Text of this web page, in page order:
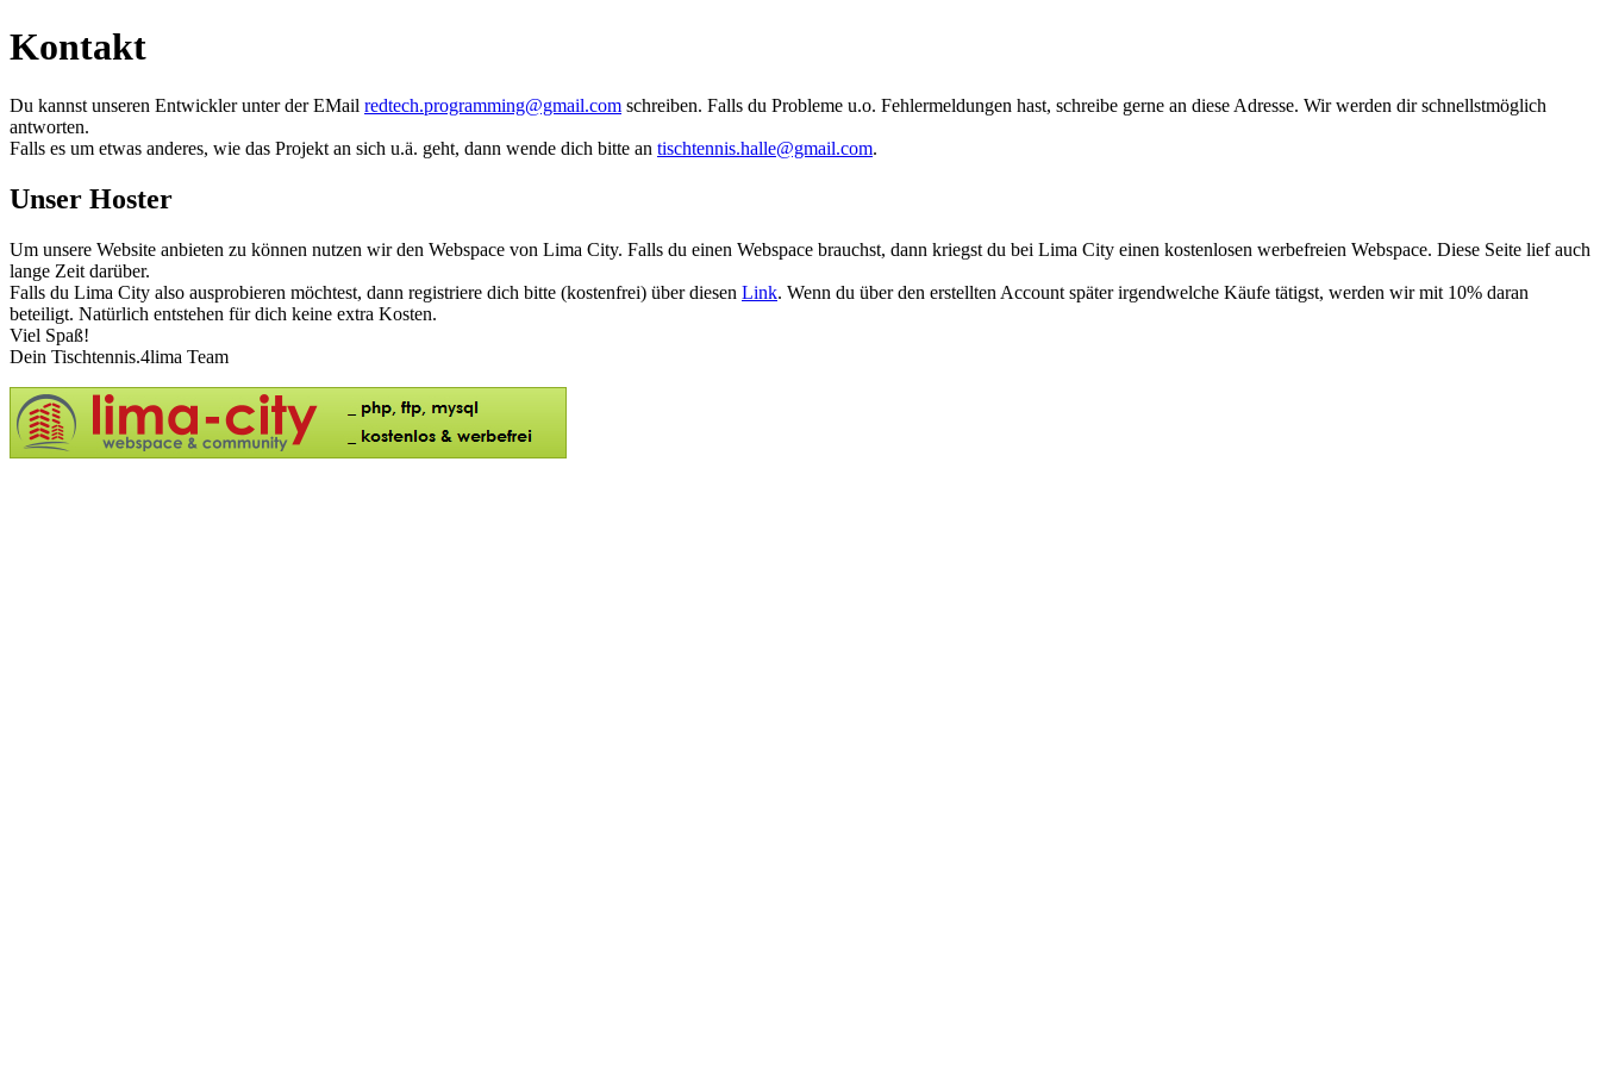
Kontakt
Du kannst unseren Entwickler unter der EMail redtech.programming@gmail.com schreiben. Falls du Probleme u.o. Fehlermeldungen hast, schreibe gerne an diese Adresse. Wir werden dir schnellstmöglich
antworten.
Falls es um etwas anderes, wie das Projekt an sich u.ä. geht, dann wende dich bitte an tischtennis.halle@gmail.com.
Unser Hoster
Um unsere Website anbieten zu können nutzen wir den Webspace von Lima City. Falls du einen Webspace brauchst, dann kriegst du bei Lima City einen kostenlosen werbefreien Webspace. Diese Seite lief auch
lange Zeit darüber.
Falls du Lima City also ausprobieren möchtest, dann registriere dich bitte (kostenfrei) über diesen Link. Wenn du über den erstellten Account später irgendwelche Käufe tätigst, werden wir mit 10% daran
beteiligt. Natürlich entstehen für dich keine extra Kosten.
Viel Spaß!
Dein Tischtennis.4lima Team